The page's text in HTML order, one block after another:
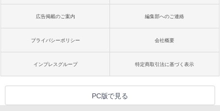
広告掲載のご案内 編集部へのご連絡
プライバシーポリシー 会社概要
インプレスグループ 特定商取引法に基づく表示
PC版で見る